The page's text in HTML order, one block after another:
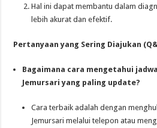
Hal ini dapat membantu dalam
lebih akurat dan efektif.
Pertanyaan yang Sering Diajukan
Bagaimana cara mengetahui
Jemursari yang paling update?
Cara terbaik adalah dengan
Jemursari melalui telepon atau